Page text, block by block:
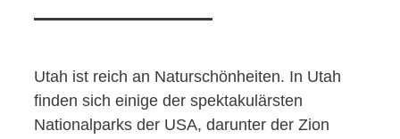
Utah ist reich an Naturschönheiten. In Utah
finden sich einige der spektakulärsten
Nationalparks der USA, darunter der Zion